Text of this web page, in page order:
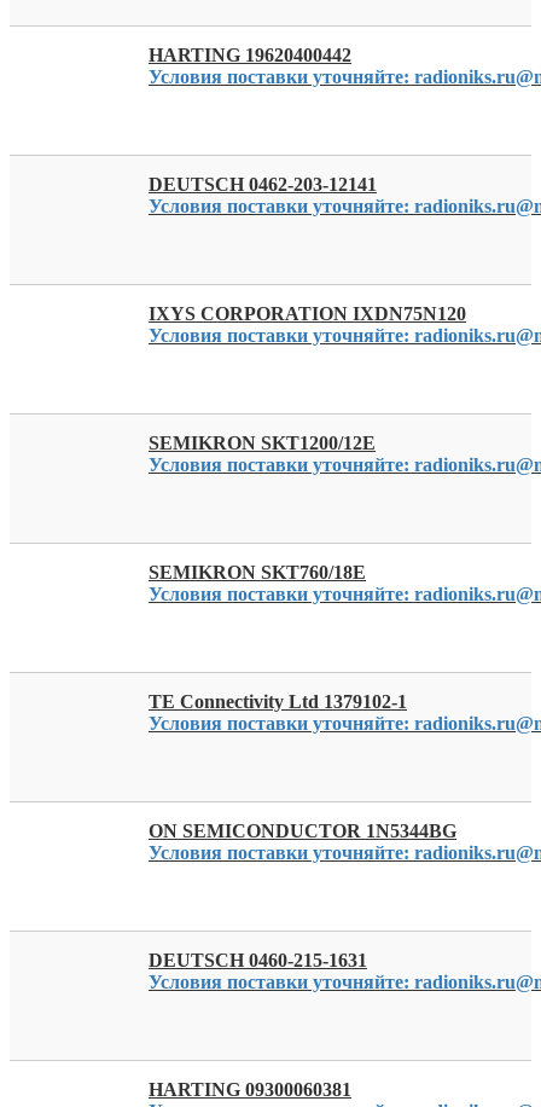
HARTING 19620400442
Условия поставки уточняйте:
DEUTSCH 0462-203-12141
Условия поставки уточняйте:
IXYS CORPORATION IXDN75N120
Условия поставки уточняйте:
SEMIKRON SKT1200/12E
Условия поставки уточняйте:
SEMIKRON SKT760/18E
Условия поставки уточняйте:
TE Connectivity Ltd 1379102-1
Условия поставки уточняйте:
ON SEMICONDUCTOR 1N5344BG
Условия поставки уточняйте:
DEUTSCH 0460-215-1631
Условия поставки уточняйте:
HARTING 09300060381